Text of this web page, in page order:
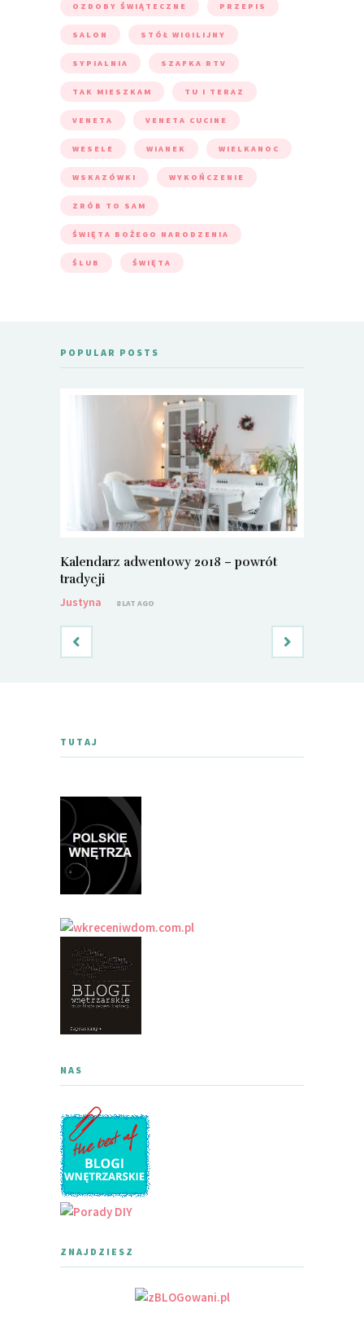
OZDOBY ŚWIĄTECZNE PRZEPIS
SALON STÓŁ WIGILIJNY
SYPIALNIA SZAFKA RTV
TAK MIESZKAM TU I TERAZ
VENETA VENETA CUCINE
WESELE WIANEK WIELKANOC
WSKAZÓWKI WYKOŃCZENIE
ZRÓB TO SAM
ŚWIĘTA BOŻEGO NARODZENIA
ŚLUB ŚWIĘTA
POPULAR POSTS
Kalendarz adwentowy 2018 – powrót
tradycji
Justyna
8 LAT AGO
TUTAJ
NAS
ZNAJDZIESZ